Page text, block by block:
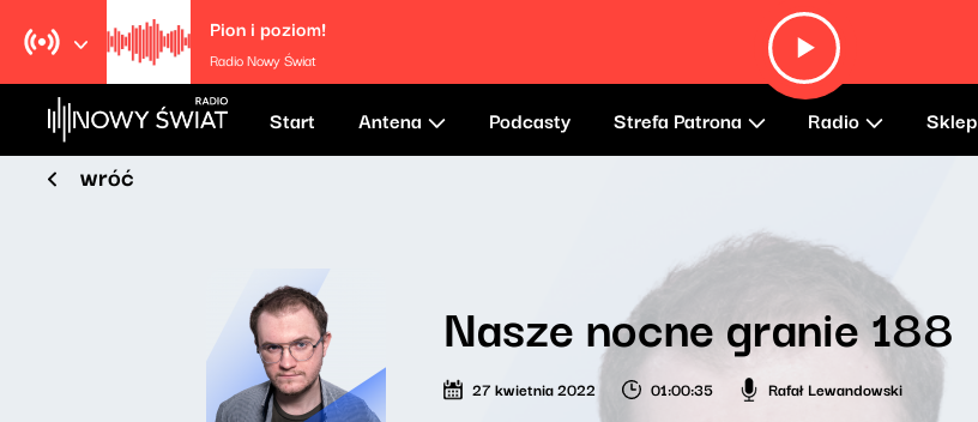
Pion i poziom!
Radio Nowy Świat
Start Antena Podcasty Strefa Patrona Radio Sklep
wróć
Nasze nocne granie 188
27 kwietnia 2022 01:00:35 Rafał Lewandowski